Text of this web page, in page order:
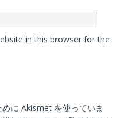
in this browser for the
に Akismet を使っていま